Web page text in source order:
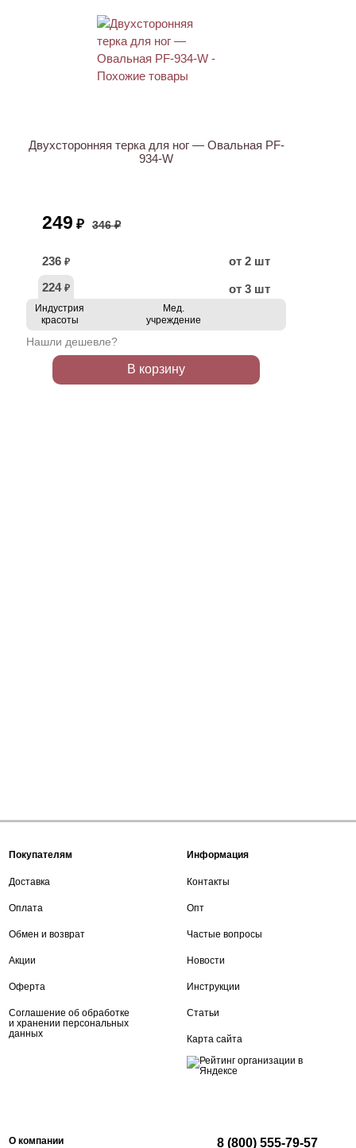
Двухсторонняя терка для ног — Овальная PF-
934-W
249 ₽ 346 ₽
236 ₽
от 2 шт
224 ₽ от 3 шт
Индустрия
красоты
Мед.
учреждение
Нашли дешевле?
В корзину
Покупателям
Доставка
Оплата
Обмен и возврат
Акции
Оферта
Соглашение об обработке
и хранении персональных
данных
Информация
Контакты
Опт
Частые вопросы
Новости
Инструкции
Статьи
Карта сайта
О компании 8 (800) 555-79-57